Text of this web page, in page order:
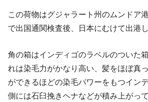
この荷物はグジャラート州のムンドア
で出国通関検査後、日本にむけて出港し
角の箱はインディゴのラベルのついた
れは染毛力がかなり高い、髪をほぼ真
ができるほどの染毛パワーをもつイン
側には石臼挽きヘナなどが積み上がって